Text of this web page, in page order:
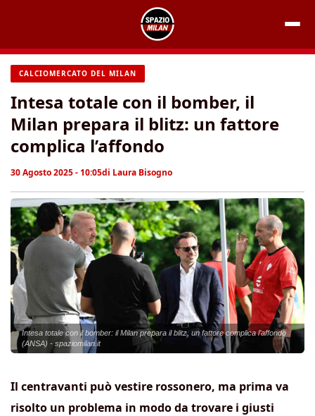
contenuto
CALCIOMERCATO DEL MILAN
Intesa totale con il bomber, il
Milan prepara il blitz: un fattore
complica l’affondo
30 Agosto 2025 - 10:05di Laura Bisogno
Intesa totale con il bomber: il Milan prepara il blitz, un fattore complica l’affondo
(ANSA) - spaziomilan.it
Il centravanti può vestire rossonero, ma prima va
risolto un problema in modo da trovare i giusti